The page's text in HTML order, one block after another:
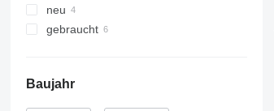
neu
gebraucht
Baujahr